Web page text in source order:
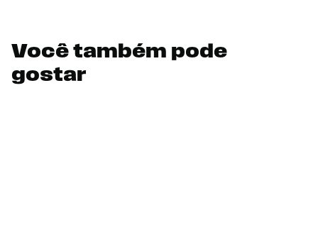
Você também pode
gostar